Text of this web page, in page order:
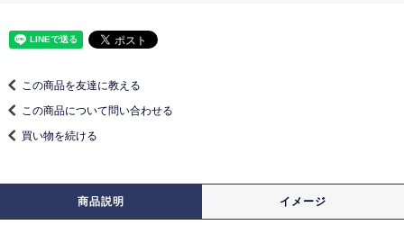
この商品を友達に教える
この商品について問い合わせる
買い物を続ける
商品説明 イメージ